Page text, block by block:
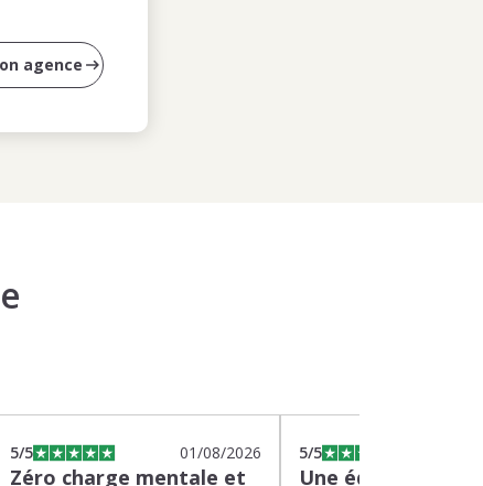
agence
5/5 01/08/2026
Zéro charge mentale et
5/5
Une équipe